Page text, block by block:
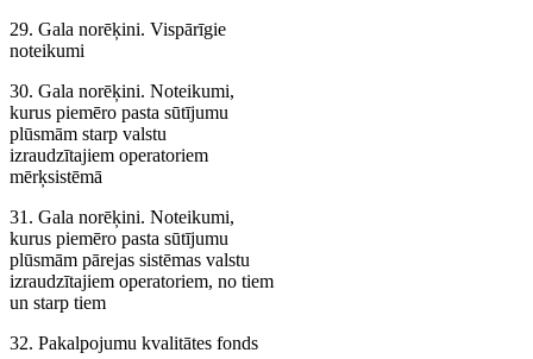
29. Gala norēķini. Vispārīgie
noteikumi
30. Gala norēķini. Noteikumi,
kurus piemēro pasta sūtījumu
plūsmām starp valstu
izraudzītajiem operatoriem
mērķsistēmā
31. Gala norēķini. Noteikumi,
kurus piemēro pasta sūtījumu
plūsmām pārejas sistēmas valstu
izraudzītajiem operatoriem, no tiem
un starp tiem
32. Pakalpojumu kvalitātes fonds